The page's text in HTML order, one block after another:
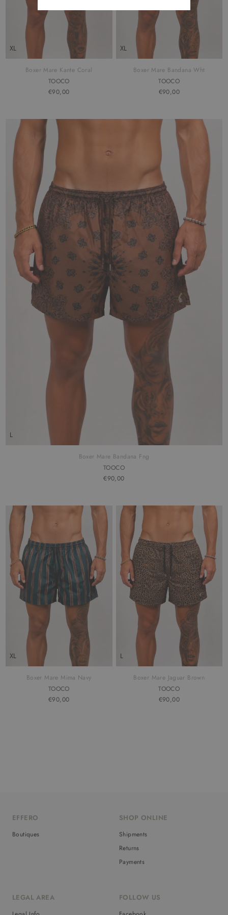
XL
Boxer Mare Kante Coral
TOOCO
€90,00
XL
Boxer Mare Bandana Wht
TOOCO
€90,00
L
Boxer Mare Bandana Fng
TOOCO
€90,00
XL
Boxer Mare Mima Navy
TOOCO
€90,00
L
Boxer Mare Jaguar Brown
TOOCO
€90,00
EFFERO
Boutiques
SHOP ONLINE
Shipments
Returns
Payments
LEGAL AREA FOLLOW US